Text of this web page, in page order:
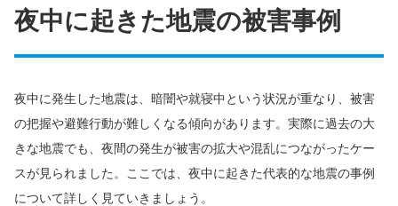
夜中に起きた地震の被害事例
夜中に発生した地震は、暗闇や就寝中という状況が重なり、被害
の把握や避難行動が難しくなる傾向があります。実際に過去の大
きな地震でも、夜間の発生が被害の拡大や混乱につながったケー
スが見られました。ここでは、夜中に起きた代表的な地震の事例
について詳しく見ていきましょう。